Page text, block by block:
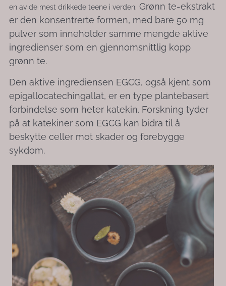
en av de mest drikkede teene i verden. Grønn te-ekstrakt
er den konsentrerte formen, med bare 50 mg
pulver som inneholder samme mengde aktive
ingredienser som en gjennomsnittlig kopp
grønn te.
Den aktive ingrediensen EGCG, også kjent som
epigallocatechingallat, er en type plantebasert
forbindelse som heter katekin. Forskning tyder
på at katekiner som EGCG kan bidra til å
beskytte celler mot skader og forebygge
sykdom.